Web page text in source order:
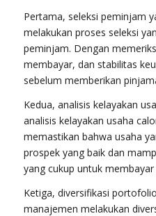
Pertama, seleksi peminjam
melakukan proses seleksi
peminjam. Dengan
membayar, dan stabilitas
sebelum memberikan
Kedua, analisis kelayakan
analisis kelayakan usaha
memastikan bahwa usaha
prospek yang baik dan
yang cukup untuk
Ketiga, diversifikasi
manajemen melakukan